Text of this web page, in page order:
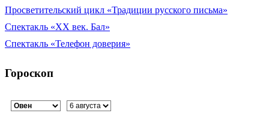
Просветительский цикл «Традиции русского письма»
Спектакль «XX век. Бал»
Спектакль «Телефон доверия»
Гороскоп